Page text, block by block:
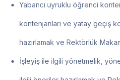
Yabancı uyruklu öğrenci
kontenjanları ve yatay geçiş
hazırlamak ve Rektörlük
İşleyiş ile ilgili yönetmelik,